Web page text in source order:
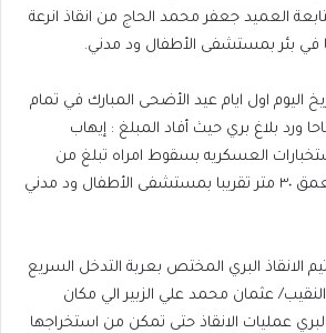
العميد جعفر محمد الحاج من انقاذ انرعة
بئر بمستشفى الأطفال ود مدني.
اليوم اول ايام عيد الأضحى المبارك في تمام
الساعة 9:10 صباحا ورد بلاغ بري حيث أفاد المبلغ : إيهاب
العسكريه بسقوط امراه تبلغ من
العمر ٤٥ عام داخل بئر بعمق ٣٠ متر تقريبا بمستشفى الأطفال ود مدني
الانقاذ البري المختص بعربة التدخل السريع
عثمان محمد علي الزبير الي مكان
البري عمليات الانقاذ حتى تمكن من استخراجها